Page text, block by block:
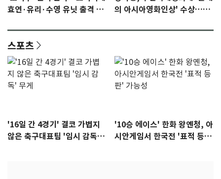
효연·유리·수영 유닛 출격 [N
의 아시아영화인상' 수상…15
스포츠
'16일 간 4경기' 결코 가볍지
않은 축구대표팀 '임시 감독'
'10승 에이스' 한화 왕옌청, 아
시안게임서 한국전 '표적 등